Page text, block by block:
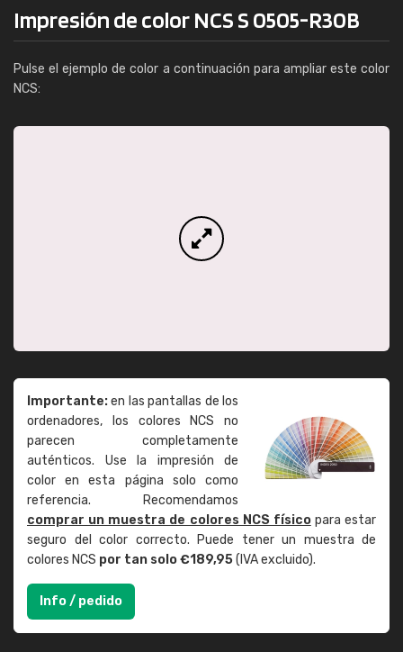
Impresión de color NCS S 0505-R30B
Pulse el ejemplo de color a continuación para ampliar este color
NCS:
Importante:en las pantallas de los
ordenadores, los colores NCS no
parecen completamente
auténticos. Use la impresión de
color en esta página solo como
referencia. Recomendamos
comprar un muestra de colores NCS físicopara estar
seguro del color correcto. Puede tener un muestra de
colores NCS por tan solo €189,95(IVA excluido).
Info / pedido